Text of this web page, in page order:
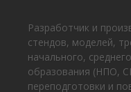
Разработчик и
стендов, моделей,
начального,
образования (НПО,
переподготовки и